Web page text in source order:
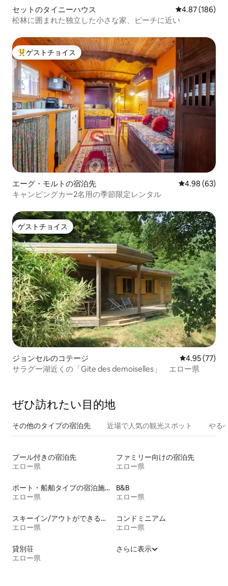
セットのタイニーハウス レビュー186
4.87 (186)
松林に囲まれた独立した小さな家、ビーチに近い
大好評のゲストチョイスです。
ゲストチョイス
エーグ・モルトの宿泊先 レビュー63
4.98 (63)
キャンピングカー2名用の季節限定レンタル
ゲストチョイス
ゲストチョイス
ジョンセルのコテージ レビュー77
4.95 (77)
サラグー湖近くの「Gite des demoiselles」 エロー県
ぜひ訪⁠れ⁠た⁠い目⁠的⁠地
その他のタ⁠イ⁠プ⁠の宿⁠泊⁠先 近場で人気の観光スポット やる
プール付きの宿泊先
エロー県
ファミリー向けの宿泊先
エロー県
ボート・船舶タイプの宿泊施設
エロー県
B&B
エロー県
スキーイン/アウトができる宿泊先
エロー県
コンドミニアム
エロー県
貸別荘
エロー県
さらに表示